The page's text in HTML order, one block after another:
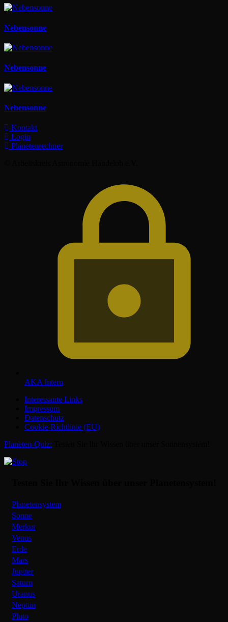
Nebensonne
Nebensonne
Nebensonne
Kontakt
Login
Planetenrechner
AKA Intern
Interessante Links
Impressum
Datenschutz
Cookie-Richtlinie (EU)
Nach
Planeten-Quiz:
Planetensystem
Sonne
Merkur
Venus
Erde
Mars
Jupiter
Saturn
Uranus
Neptun
Pluto